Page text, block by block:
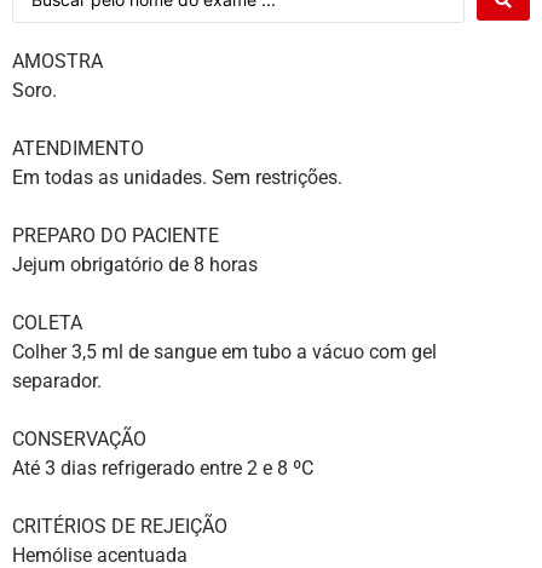
AMOSTRA
Soro.
ATENDIMENTO
Em todas as unidades. Sem restrições.
PREPARO DO PACIENTE
Jejum obrigatório de 8 horas
COLETA
Colher 3,5 ml de sangue em tubo a vácuo com gel
separador.
CONSERVAÇÃO
Até 3 dias refrigerado entre 2 e 8 ºC
CRITÉRIOS DE REJEIÇÃO
Hemólise acentuada